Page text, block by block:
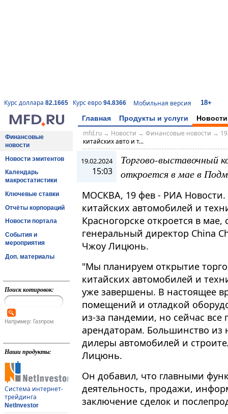
Курс доллара 82.1665 Курс евро 94.8366 Мобильная версия 18+
Главная Продукты и услуги Новости
Финансовые
новости
Новости эмитентов
Календарь
макростатистики
Ключевые ставки
Отчёты корпораций
Новости портала
События и
мероприятия
Доп. материалы
Поиск котировок:
Например: Газпром
Наши продукты:
Система интернет-
трейдинга
NetInvestor
mfd.ru→ Новости → Финансовые новости →
китайских авто и т...
19.02.2024
15:03
Торгово-выставочный
откроется в мае в
МОСКВА, 19 фев - РИА Новости.
китайских автомобилей и
Красногорске откроется в
генеральный директор China
Чжоу Лицюнь.
"Мы планируем открытие
китайских автомобилей и
уже завершены. В настоящее
помещений и отладкой
из-за пандемии, но сейчас
арендаторам. Большинство из
дилеры автомобилей и
Лицюнь.
Он добавил, что главными
деятельность, продажи,
заключение сделок и